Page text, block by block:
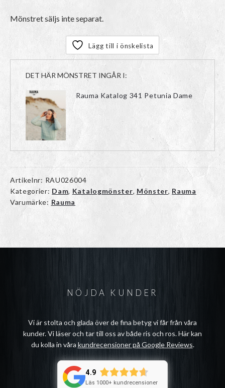
Mönstret säljs inte separat.
Lägg till i önskelista
DET HÄR MÖNSTRET INGÅR I:
Rauma Katalog 341 Petunia Dame
Artikelnr: RAU026004
Kategorier: Dam, Katalogmönster, Mönster, Rauma
Varumärke: Rauma
NÖJDA KUNDER
Vi är stolta och glada över de fina betyg vi får från våra
kunder. Vi läser och tar till oss av både ris och ros. Här kan
du kolla in våra kundrecensioner på Google Reviews.
4.9
Läs 1000+ kundrecensioner